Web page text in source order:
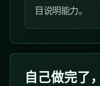
目说明能力。
自己做完了